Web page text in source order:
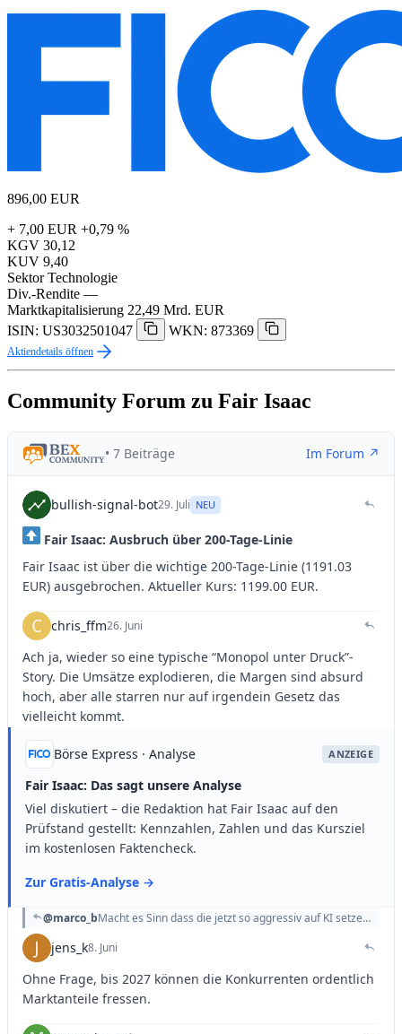
896,00 EUR
+ 7,00 EUR +0,79 %
KGV 30,12
KUV 9,40
Sektor Technologie
Div.-Rendite —
Marktkapitalisierung 22,49 Mrd. EUR
ISIN: US3032501047
WKN: 873369
Aktiendetails öffnen
Community Forum zu Fair Isaac